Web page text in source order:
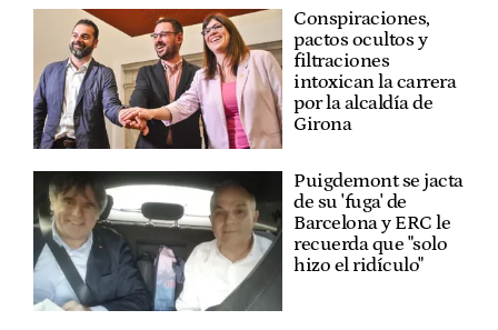
Conspiraciones,
pactos ocultos y
filtraciones
intoxican la carrera
por la alcaldía de
Girona
Puigdemont se jacta
de su 'fuga' de
Barcelona y ERC le
recuerda que "solo
hizo el ridículo"